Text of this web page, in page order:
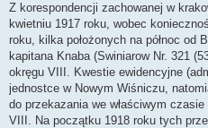
Z korespondencji zachowanej w
kwietniu 1917 roku, wobec
roku, kilka położonych na północ od
kapitana Knaba (Swiniarow Nr. 321
okręgu VIII. Kwestie ewidencyjne
jednostce w Nowym Wiśniczu,
do przekazania we właściwym
VIII. Na początku 1918 roku tych